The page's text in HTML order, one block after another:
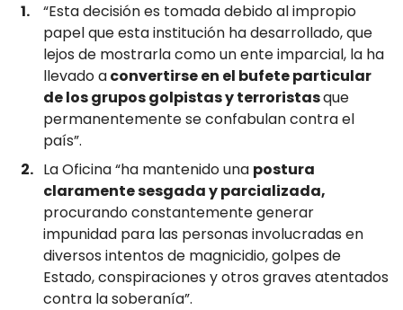
“Esta decisión es tomada debido al impropio
papel que esta institución ha desarrollado, que
lejos de mostrarla como un ente imparcial, la ha
llevado aconvertirse en el bufete particular
de los grupos golpistas y terroristasque
permanentemente se confabulan contra el
país”.
La Oficina “ha mantenido una postura
claramente sesgada y parcializada,
procurando constantemente generar
impunidad para las personas involucradas en
diversos intentos de magnicidio, golpes de
Estado, conspiraciones y otros graves atentados
contra la soberanía”.